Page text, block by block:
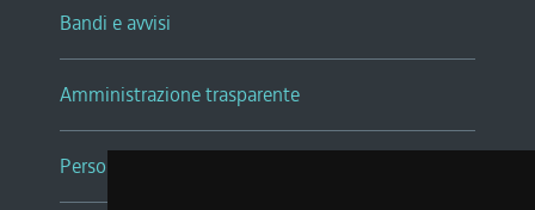
Bandi e avvisi
Amministrazione trasparente
Persone e Uffici